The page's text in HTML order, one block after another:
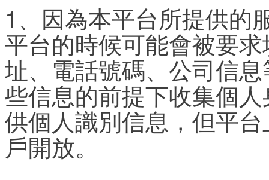
1、因為本平台所提供的
平台的時候可能會被要
址、電話號碼、公司信
些信息的前提下收集個
供個人識別信息，但平
戶開放。